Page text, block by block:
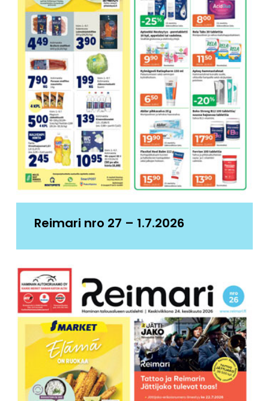
Reimari nro 27 – 1.7.2026